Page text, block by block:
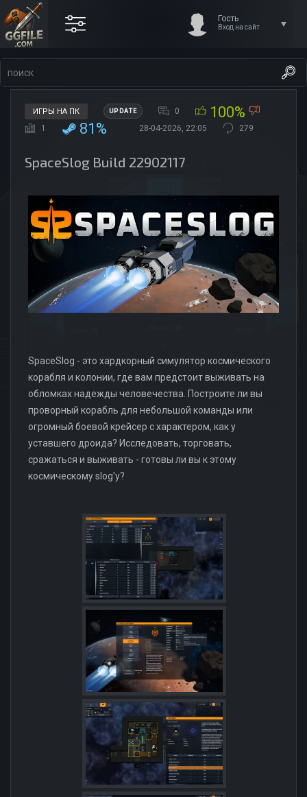
Гость
Вход на сайт
ИГРЫ НА ПК UPDATE 0 100%
1 81% 28-04-2026, 22:05 279
SpaceSlog Build 22902117
SpaceSlog - это хардкорный симулятор космического
корабля и колонии, где вам предстоит выживать на
обломках надежды человечества. Построите ли вы
проворный корабль для небольшой команды или
огромный боевой крейсер с характером, как у
уставшего дроида? Исследовать, торговать,
сражаться и выживать - готовы ли вы к этому
космическому slog'у?